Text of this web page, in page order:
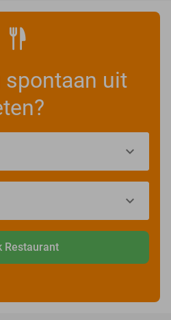
spontaan uit
Restaurant